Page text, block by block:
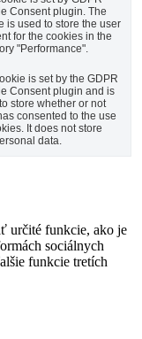
Consent plugin. The
is used to store the user
for the cookies in the
"Performance".
is set by the GDPR
Consent plugin and is
store whether or not
consented to the use
It does not store
data.
určité funkcie, ako je
sociálnych
funkcie tretích